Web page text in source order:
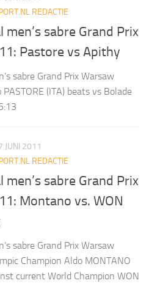
REDACTIE
sabre Grand Prix
Pastore vs Apithy
sabre Grand Prix Warsaw
(ITA) beats vs Bolade
JUNI 2011
REDACTIE
sabre Grand Prix
Montano vs. WON
sabre Grand Prix Warsaw
Champion Aldo MONTANO
current World Champion WON